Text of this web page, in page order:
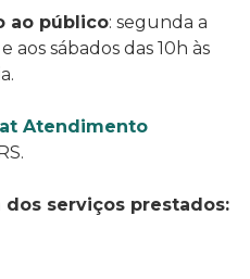
ao público: segunda a
aos sábados das 10h às
Atendimento
serviços prestados: